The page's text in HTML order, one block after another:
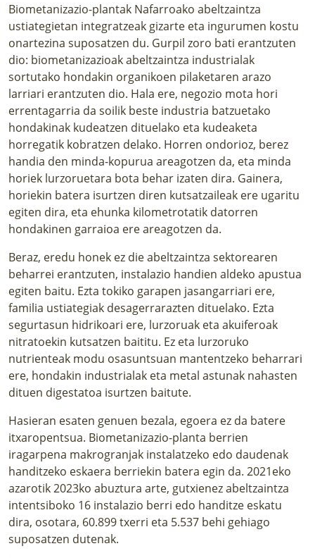
Biometanizazio-plantak Nafarroako abeltzaintza
ustiategietan integratzeak gizarte eta ingurumen kostu
onartezina suposatzen du. Gurpil zoro bati erantzuten
dio: biometanizazioak abeltzaintza industrialak
sortutako hondakin organikoen pilaketaren arazo
larriari erantzuten dio. Hala ere, negozio mota hori
errentagarria da soilik beste industria batzuetako
hondakinak kudeatzen dituelako eta kudeaketa
horregatik kobratzen delako. Horren ondorioz, berez
handia den minda-kopurua areagotzen da, eta minda
horiek lurzoruetara bota behar izaten dira. Gainera,
horiekin batera isurtzen diren kutsatzaileak ere ugaritu
egiten dira, eta ehunka kilometrotatik datorren
hondakinen garraioa ere areagotzen da.
Beraz, eredu honek ez die abeltzaintza sektorearen
beharrei erantzuten, instalazio handien aldeko apustua
egiten baitu. Ezta tokiko garapen jasangarriari ere,
familia ustiategiak desagerrarazten dituelako. Ezta
segurtasun hidrikoari ere, lurzoruak eta akuiferoak
nitratoekin kutsatzen baititu. Ez eta lurzoruko
nutrienteak modu osasuntsuan mantentzeko beharrari
ere, hondakin industrialak eta metal astunak nahasten
dituen digestatoa isurtzen baitute.
Hasieran esaten genuen bezala, egoera ez da batere
itxaropentsua. Biometanizazio-planta berrien
iragarpena makrogranjak instalatzeko edo daudenak
handitzeko eskaera berriekin batera egin da. 2021eko
azarotik 2023ko abuztura arte, gutxienez abeltzaintza
intentsiboko 16 instalazio berri edo handitze eskatu
dira, osotara, 60.899 txerri eta 5.537 behi gehiago
suposatzen dutenak.